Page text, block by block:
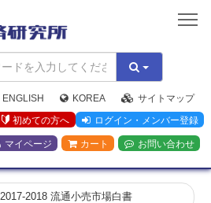
矢
野
経
済
研
究
所
ENGLISH KOREA
サイトマップ
初めての方へ
ログイン・メンバー登録
マイページ カート お問い合わせ
2017-2018 流通小売市場白書